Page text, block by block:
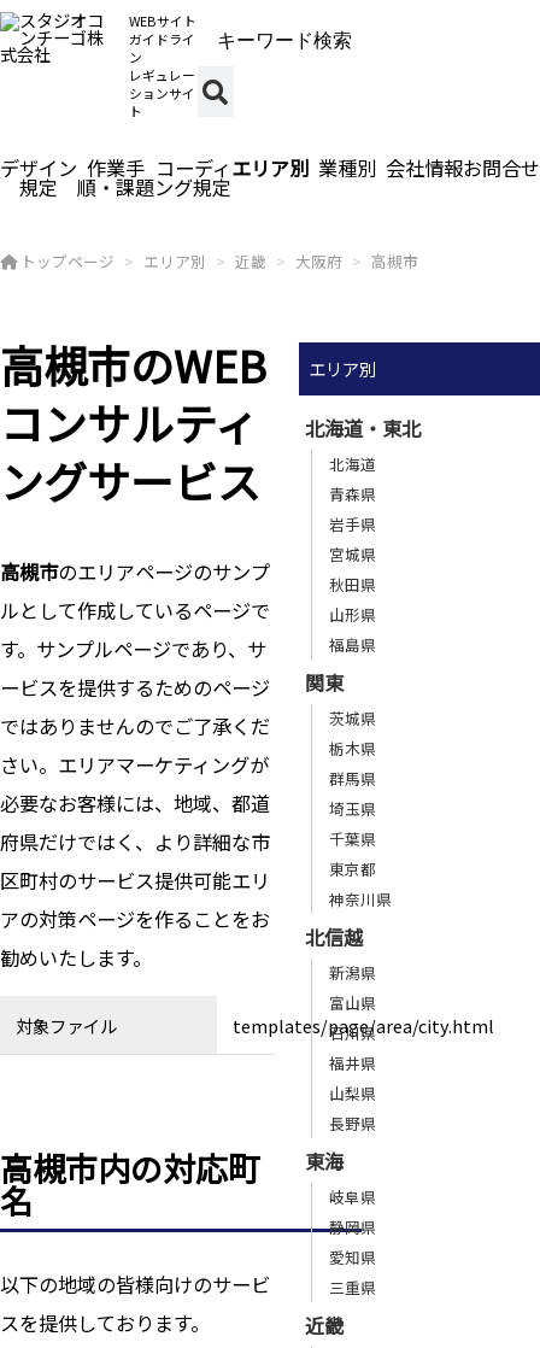
WEBサイト
ガイドライ
ン
レギュレー
ションサイ
ト
デザイン
規定
作業手
順・課題
コーディ
ング規定
エリア別 業種別 会社情報お問合せ
トップページ エリア別 近畿 大阪府 高槻市
高槻市のWEB
コンサルティ
ングサービス
高槻市のエリアページのサンプ
ルとして作成しているページで
す。サンプルページであり、サ
ービスを提供するためのページ
ではありませんのでご了承くだ
さい。エリアマーケティングが
必要なお客様には、地域、都道
府県だけではく、より詳細な市
区町村のサービス提供可能エリ
アの対策ページを作ることをお
勧めいたします。
対象ファイル templates/page/area/city.html
高槻市内の対応町
名
以下の地域の皆様向けのサービ
スを提供しております。
エリア別
北海道・東北
北海道
青森県
岩手県
宮城県
秋田県
山形県
福島県
関東
茨城県
栃木県
群馬県
埼玉県
千葉県
東京都
神奈川県
北信越
新潟県
富山県
石川県
福井県
山梨県
長野県
東海
岐阜県
静岡県
愛知県
三重県
近畿